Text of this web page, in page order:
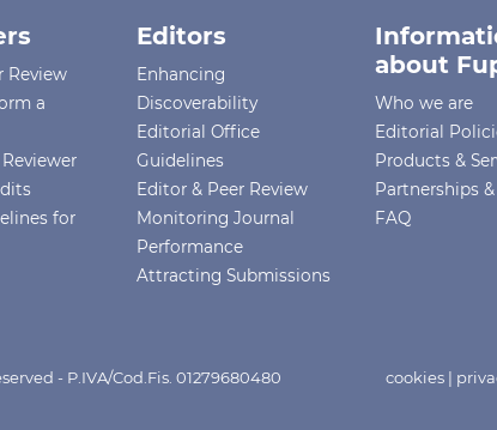
Review
a
for
Editors
Enhancing
Discoverability
Editorial Office
Guidelines
Editor & Peer Review
Monitoring Journal
Performance
Attracting Submissions
about
Who we are
Editorial
Products &
Partnerships
FAQ
- P.IVA/Cod.Fis. 01279680480 cookies |